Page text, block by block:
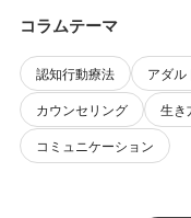
コラムテーマ
認知行動療法 アダル
カウンセリング
生き
コミュニケーション